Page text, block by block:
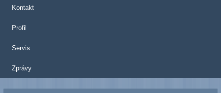
Kontakt
Profil
Servis
Zprávy